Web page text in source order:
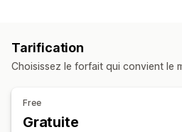
Compte à rebours
Réductions personnalisées
Gestion des réductions
Outil d’édition
Intention de sortie
Compte à rebours Newsletters
Tarification
Choisissez le forfait qui convient le
Free
Gratuite